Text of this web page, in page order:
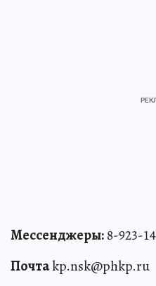
Мессенджеры:8-923-
Почтаkp.nsk@phkp.ru